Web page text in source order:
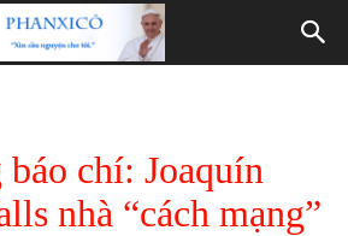
chí: Joaquín
nhà “cách mạng”